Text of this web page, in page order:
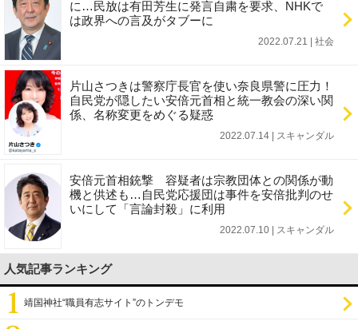
に…民放は有田芳生に発言自粛を要求、NHKで
は政界への言及がタブーに
2022.07.21 | 社会
片山さつきは警察庁長官を使い奈良県警に圧力！
自民党が隠したい安倍元首相と統一教会の深い関
係、名称変更をめぐる疑惑
2022.07.14 | スキャンダル
安倍元首相銃撃 容疑者は宗教団体との関係が動
機と供述も…自民党応援団は事件を安倍批判のせ
いにして「言論封殺」に利用
2022.07.10 | スキャンダル
人気記事ランキング
靖国神社“職員有志サイト”のトンデモ